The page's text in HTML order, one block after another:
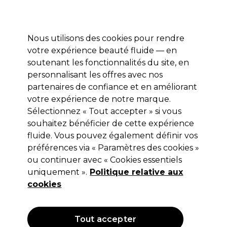
Se connecter
Marques Bons plans ⭐ Coiffure Electro et Matériel
Livraison le lendemain*
Après expédition, du lundi au vendredi
Coiffure Types et conditions des cheveux Cheveux gras
Cheveux gras
Des soins équilibrants pour le cuir chevelu qui régulent l’excès
de sébum sans dessécher les longueurs.
Trier par:Popularité
Nous utilisons des cookies pour rendre
votre expérience beauté fluide — en
soutenant les fonctionnalités du site, en
personnalisant les offres avec nos
partenaires de confiance et en améliorant
votre expérience de notre marque.
Sélectionnez « Tout accepter » si vous
souhaitez bénéficier de cette expérience
fluide. Vous pouvez également définir vos
préférences via « Paramètres des cookies »
ou continuer avec « Cookies essentiels
uniquement ». Politique relative aux
cookies
Tout accepter